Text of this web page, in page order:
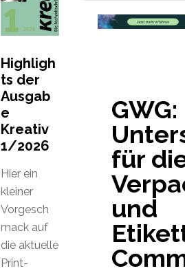
GWG:
für
und
Highligh
ts der
Ausgab
e
Kreativ
1/2026
Hier ein
kleiner
Vorgesch
mack auf
die aktuelle
Print-